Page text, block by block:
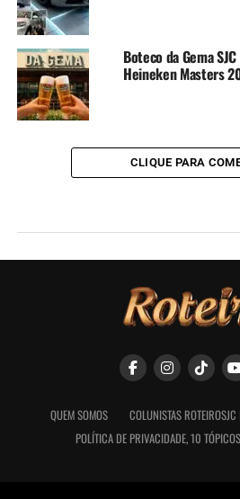
Boteco da Gema
Heineken Masters
CLIQUE PARA
QUEM SOMOS
COLUNISTAS
POLÍTICA DE PRIVACIDADE, 10